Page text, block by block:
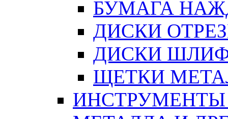
БУМАГА
ДИСКИ
ДИСКИ
ЩЕТКИ
ИНСТРУМЕНТЫ